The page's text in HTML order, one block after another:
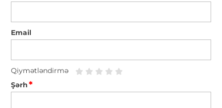
Email
Qiymətləndirmə
Şərh*